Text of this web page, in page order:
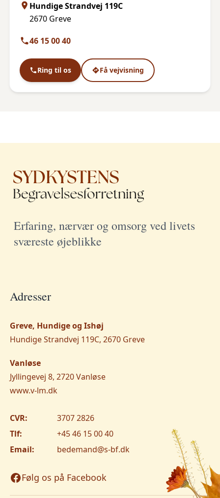
Hundige Strandvej 119C
2670 Greve
46 15 00 40
Ring til os Få vejvisning
Erfaring, nærvær og omsorg ved livets
sværeste øjeblikke
Adresser
Greve, Hundige og Ishøj
Hundige Strandvej 119C, 2670 Greve
Vanløse
Jyllingevej 8, 2720 Vanløse
www.v-lm.dk
CVR:
3707 2826
Tlf:
+45 46 15 00 40
Email:
bedemand@s-bf.dk
Følg os på Facebook